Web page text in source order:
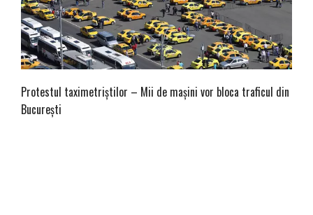
Protestul taximetriștilor – Mii de mașini vor bloca traficul din
București